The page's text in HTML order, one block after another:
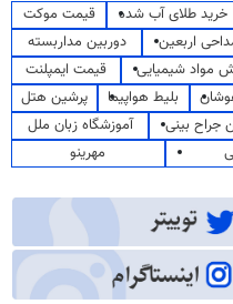
خرید طلای آب شده
قیمت موکت
اربعین
دوربین مداربسته
مواد شیمیایی
قیمت ایمپلنت
بلیط هواپیما
پرشین هتل
جراح بینی
آموزشگاه زبان ملل
مهرینو